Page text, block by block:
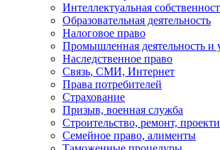
Интеллектуальная
Образовательная деятельность
Налоговое право
Промышленная деятельность и
Наследственное право
Связь, СМИ, Интернет
Права потребителей
Страхование
Призыв, военная служба
Строительство, ремонт,
Семейное право, алименты